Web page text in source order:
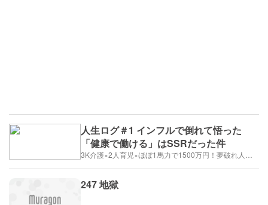
人生ログ＃1 インフルで倒れて悟った
「健康で働ける」はSSRだった件
247 地獄